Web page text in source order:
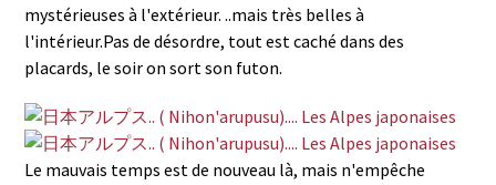
mystérieuses à l'extérieur. ..mais très belles à
l'intérieur.Pas de désordre, tout est caché dans des
placards, le soir on sort son futon.
Le mauvais temps est de nouveau là, mais n'empêche